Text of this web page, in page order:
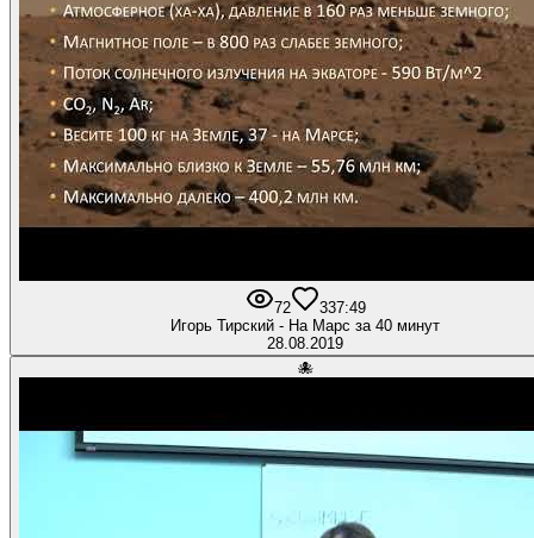
72 337:49
Игорь Тирский - На Марс за 40 минут
28.08.2019
🐙